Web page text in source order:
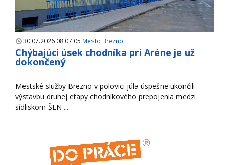
30.07.2026 08:07:05 Mesto Brezno
Chýbajúci úsek chodníka pri Aréne je už
dokončený
Mestské služby Brezno v polovici júla úspešne ukončili
výstavbu druhej etapy chodníkového prepojenia medzi
sídliskom ŠLN ...